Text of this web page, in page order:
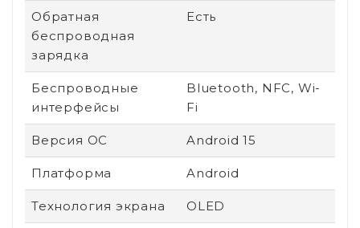
Обратная
беспроводная
зарядка
Есть
Беспроводные
интерфейсы
Bluetooth, NFC, Wi-
Fi
Версия ОС Android 15
Платформа Android
Технология экрана OLED